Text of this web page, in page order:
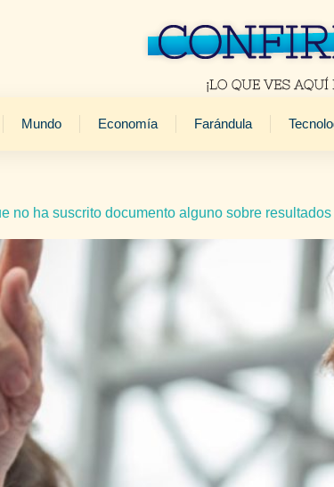
Mundo Economía Farándula
no ha suscrito documento alguno sobre